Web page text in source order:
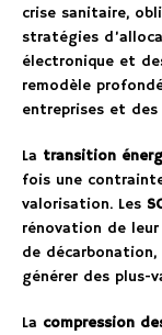
crise sanitaire,
stratégies
électronique et
remodèle
entreprises et
La transition
fois une
valorisation. Les
rénovation de
de
générer des plus-
La compression